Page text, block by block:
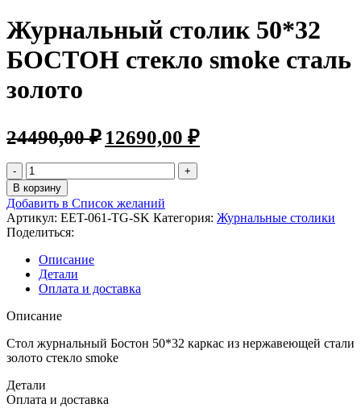
Журнальный столик 50*32
БОСТОН стекло smoke сталь
золото
24490,00₽ 12690,00 ₽
В корзину
Добавить в Список желаний
Артикул: EET-061-TG-SK Категория: Журнальные столики
Поделиться:
Описание
Детали
Оплата и доставка
Описание
Стол журнальный Бостон 50*32 каркас из нержавеющей стали
золото стекло smoke
Детали
Оплата и доставка